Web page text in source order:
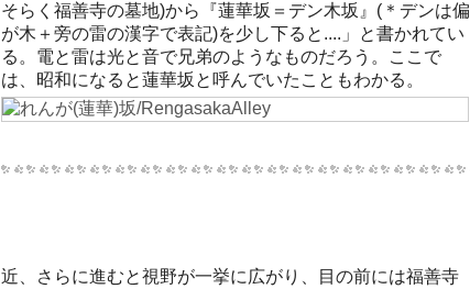
そらく福善寺の墓地)から『蓮華坂＝デン木坂』(＊デンは偏
が木＋旁の雷の漢字で表記)を少し下ると....」と書かれてい
る。電と雷は光と音で兄弟のようなものだろう。ここで
は、昭和になると蓮華坂と呼んでいたこともわかる。
近、さらに進むと視野が一挙に広がり、目の前には福善寺